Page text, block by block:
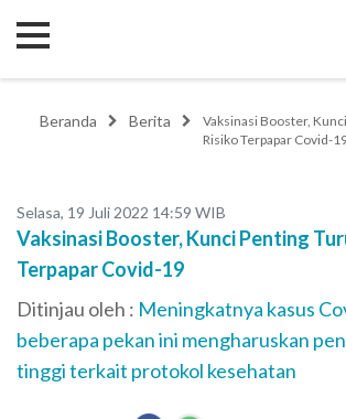
Beranda Berita
Vaksinasi Booster,
Risiko Terpapar Covid-
Selasa, 19 Juli 2022 14:59 WIB
Vaksinasi Booster, Kunci Penting
Terpapar Covid-19
Ditinjau oleh : Meningkatnya kasus
beberapa pekan ini mengharuskan
tinggi terkait protokol kesehatan